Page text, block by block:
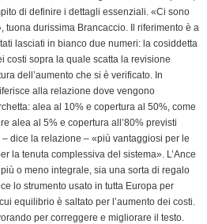
di definire i dettagli essenziali. «Ci sono
tuona durissima Brancaccio. Il riferimento è a
lasciati in bianco due numeri: la cosiddetta
costi sopra la quale scatta la revisione
dell’aumento che si è verificato. In
alla relazione dove vengono
alea al 10% e copertura al 50%, come
alea al 5% e copertura all’80% previsti
dice la relazione – «più vantaggiosi per le
la tenuta complessiva del sistema». L’Ance
o meno integrale, sia una sorta di regalo
lo strumento usato in tutta Europa per
equilibrio è saltato per l’aumento dei costi.
per correggere e migliorare il testo.